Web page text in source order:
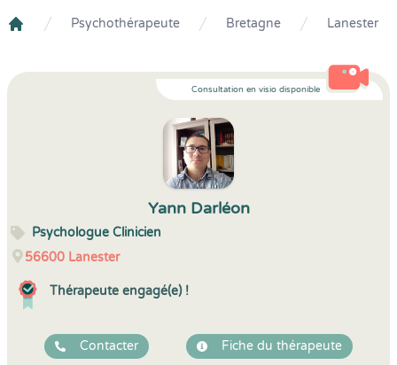
Psychothérapeute Bretagne Lanester
Consultation en visio disponible
Yann Darléon
Psychologue Clinicien
56600 Lanester
Thérapeute engagé(e) !
Contacter Fiche du thérapeute